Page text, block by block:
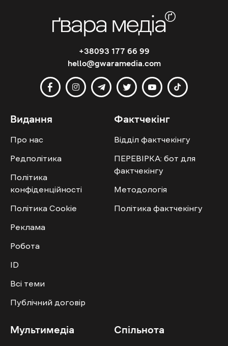
+38093 177 66 99
hello@gwaramedia.com
Видання
Про нас
Редполітика
Політика
конфіденційності
Політика Cookie
Реклама
Робота
ID
Всі теми
Публічний договір
Фактчекінг
Відділ фактчекінгу
ПЕРЕВІРКА: бот для
фактчекінгу
Методологія
Політика фактчекінгу
Мультимедіа Спільнота